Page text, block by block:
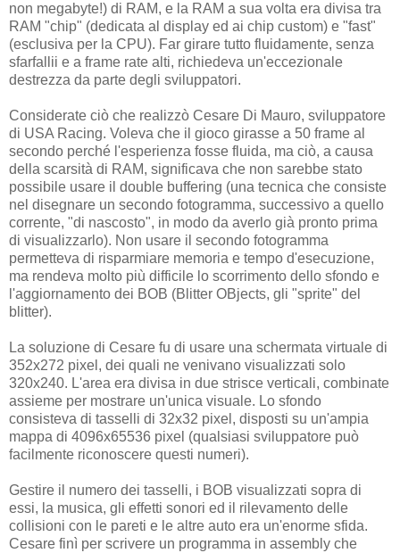
non megabyte!) di RAM, e la RAM a sua volta era divisa tra
RAM "chip" (dedicata al display ed ai chip custom) e "fast"
(esclusiva per la CPU). Far girare tutto fluidamente, senza
sfarfallii e a frame rate alti, richiedeva un'eccezionale
destrezza da parte degli sviluppatori.
Considerate ciò che realizzò Cesare Di Mauro, sviluppatore
di USA Racing. Voleva che il gioco girasse a 50 frame al
secondo perché l'esperienza fosse fluida, ma ciò, a causa
della scarsità di RAM, significava che non sarebbe stato
possibile usare il double buffering (una tecnica che consiste
nel disegnare un secondo fotogramma, successivo a quello
corrente, "di nascosto", in modo da averlo già pronto prima
di visualizzarlo). Non usare il secondo fotogramma
permetteva di risparmiare memoria e tempo d'esecuzione,
ma rendeva molto più difficile lo scorrimento dello sfondo e
l'aggiornamento dei BOB (Blitter OBjects, gli "sprite" del
blitter).
La soluzione di Cesare fu di usare una schermata virtuale di
352x272 pixel, dei quali ne venivano visualizzati solo
320x240. L'area era divisa in due strisce verticali, combinate
assieme per mostrare un'unica visuale. Lo sfondo
consisteva di tasselli di 32x32 pixel, disposti su un'ampia
mappa di 4096x65536 pixel (qualsiasi sviluppatore può
facilmente riconoscere questi numeri).
Gestire il numero dei tasselli, i BOB visualizzati sopra di
essi, la musica, gli effetti sonori ed il rilevamento delle
collisioni con le pareti e le altre auto era un'enorme sfida.
Cesare finì per scrivere un programma in assembly che